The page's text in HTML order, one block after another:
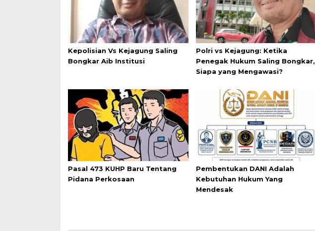
Kepolisian Vs Kejagung Saling
Bongkar Aib Institusi
Polri vs Kejagung: Ketika
Penegak Hukum Saling Bongkar,
Siapa yang Mengawasi?
Pasal 473 KUHP Baru Tentang
Pidana Perkosaan
Pembentukan DANI Adalah
Kebutuhan Hukum Yang
Mendesak